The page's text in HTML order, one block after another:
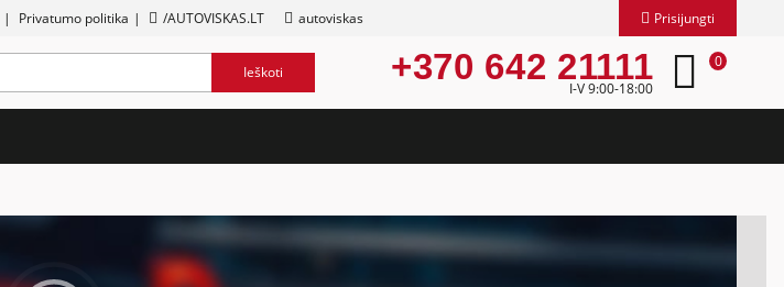
| Privatumo politika | /AUTOVISKAS.LT autoviskas Prisijungti
Ieškoti +370 642 21111
I-V 9:00-18:00
0